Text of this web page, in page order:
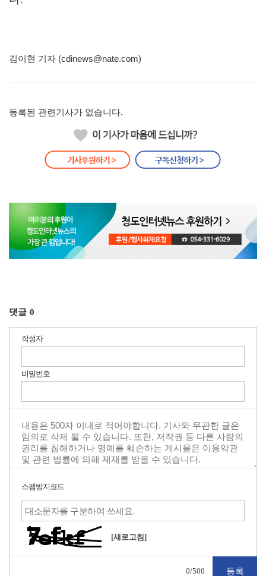
김이현 기자 (cdinews@nate.com)
등록된 관련기사가 없습니다.
댓글 0
작성자
비밀번호
스팸방지코드
[새로고침]
0/500